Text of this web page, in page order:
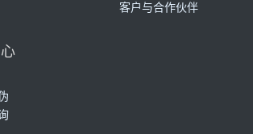
客户与合作伙伴